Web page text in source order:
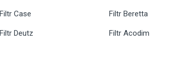
Filtr Case
Filtr Deutz
Filtr Beretta
Filtr Acodim